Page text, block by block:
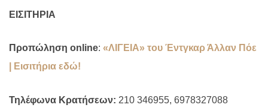
ΕΙΣΙΤΗΡΙΑ
Προπώληση online: «ΛΙΓΕΙΑ» του Έντγκαρ Άλλαν Πόε
| Εισιτήρια εδώ!
Τηλέφωνα Κρατήσεων: 210 346955, 6978327088